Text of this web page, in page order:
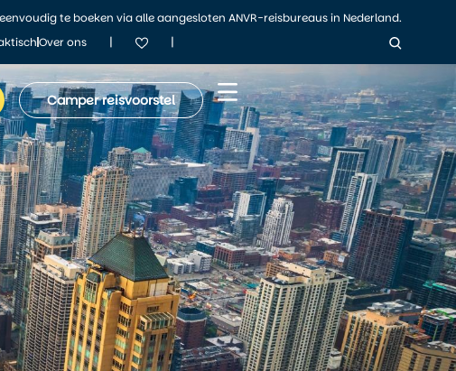
te boeken via alle aangesloten ANVR-reisbureaus in Nederland.
Over ons | |
Camper reisvoorstel